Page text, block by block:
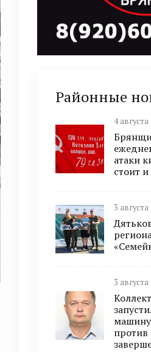
Районные
4
атаки
стоит
3
3
машину